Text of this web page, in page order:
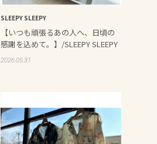
SLEEPY SLEEPY
【いつも頑張るあの人へ、日頃の
感謝を込めて。】/SLEEPY SLEEPY
2026.05.31